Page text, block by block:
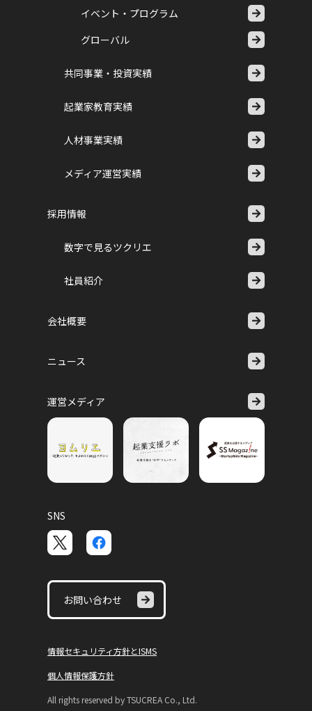
イベント・プログラム
グローバル
共同事業・投資実績
起業家教育実績
人材事業実績
メディア運営実績
採用情報
数字で見るツクリエ
社員紹介
会社概要
ニュース
運営メディア
SNS
お問い合わせ
情報セキュリティ方針とISMS
個人情報保護方針
All rights reserved by TSUCREA Co., Ltd.